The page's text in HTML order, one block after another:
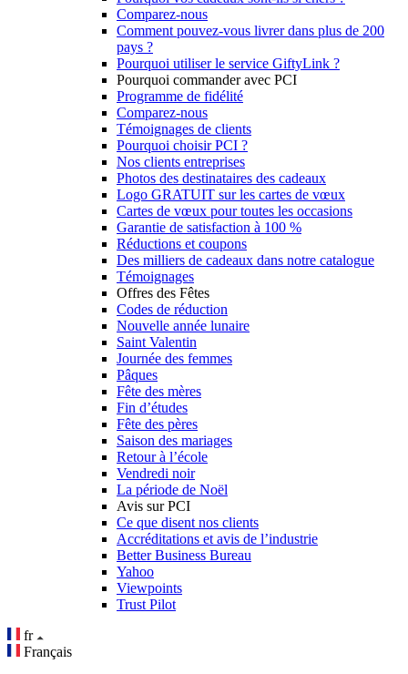
Comparez-nous
Comment pouvez-vous livrer dans plus de 200
pays ?
Pourquoi utiliser le service GiftyLink ?
Pourquoi commander avec PCI
Programme de fidélité
Comparez-nous
Témoignages de clients
Pourquoi choisir PCI ?
Nos clients entreprises
Photos des destinataires des cadeaux
Logo GRATUIT sur les cartes de vœux
Cartes de vœux pour toutes les occasions
Garantie de satisfaction à 100 %
Réductions et coupons
Des milliers de cadeaux dans notre catalogue
Témoignages
Offres des Fêtes
Codes de réduction
Nouvelle année lunaire
Saint Valentin
Journée des femmes
Pâques
Fête des mères
Fin d’études
Fête des pères
Saison des mariages
Retour à l’école
Vendredi noir
La période de Noël
Avis sur PCI
Ce que disent nos clients
Accréditations et avis de l’industrie
Better Business Bureau
Yahoo
Viewpoints
Trust Pilot
fr
Français